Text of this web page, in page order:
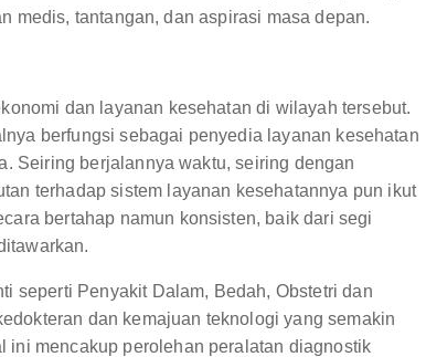
medis, tantangan, dan aspirasi masa depan.
dan layanan kesehatan di wilayah tersebut.
berfungsi sebagai penyedia layanan kesehatan
Seiring berjalannya waktu, seiring dengan
terhadap sistem layanan kesehatannya pun ikut
bertahap namun konsisten, baik dari segi
seperti Penyakit Dalam, Bedah, Obstetri dan
dan kemajuan teknologi yang semakin
ini mencakup perolehan peralatan diagnostik